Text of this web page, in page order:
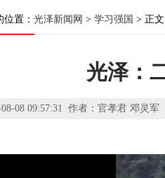
置： 光泽新闻网 > 学习强国 > 正文
光泽：
08-08 09:57:31 作者：官孝君 邓灵